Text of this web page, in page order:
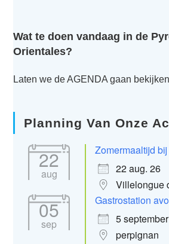
Wat te doen vandaag in de
Orientales?
Laten we de AGENDA gaan
Planning Van Onze
22
aug
Zomermaaltijd
22 aug. 26
Villelongue
05
sep
Gastrostation
5
perpignan